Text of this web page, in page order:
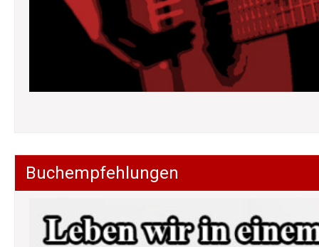
Buchempfehlungen